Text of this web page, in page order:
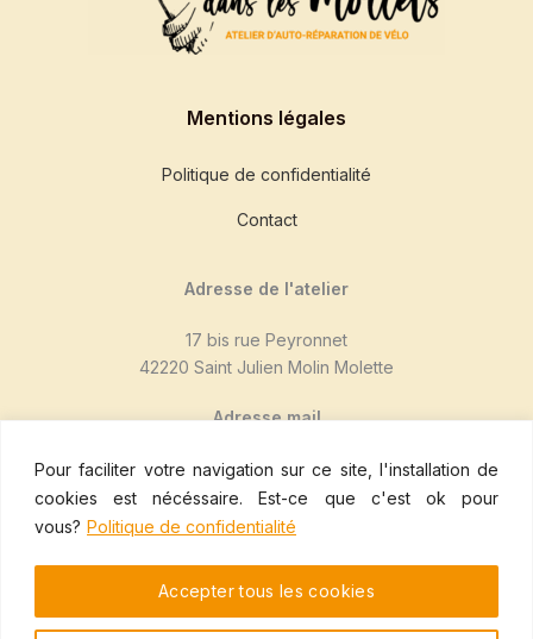
Pour faciliter votre navigation sur ce site, l'installation de
cookies est nécéssaire. Est-ce que c'est ok pour
vous? Politique de confidentialité
Accepter tous les cookies
Mentions légales
Politique de confidentialité
Contact
Adresse de l'atelier
17 bis rue Peyronnet
42220 Saint Julien Molin Molette
Adresse mail
duventdanslesmollets@mailo.com
Nous suivre sur Mastodon
Mastodon